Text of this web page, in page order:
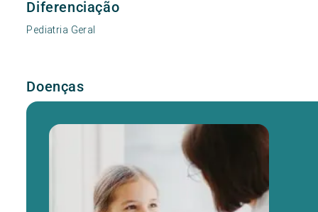
Diferenciação
Pediatria Geral
Doenças